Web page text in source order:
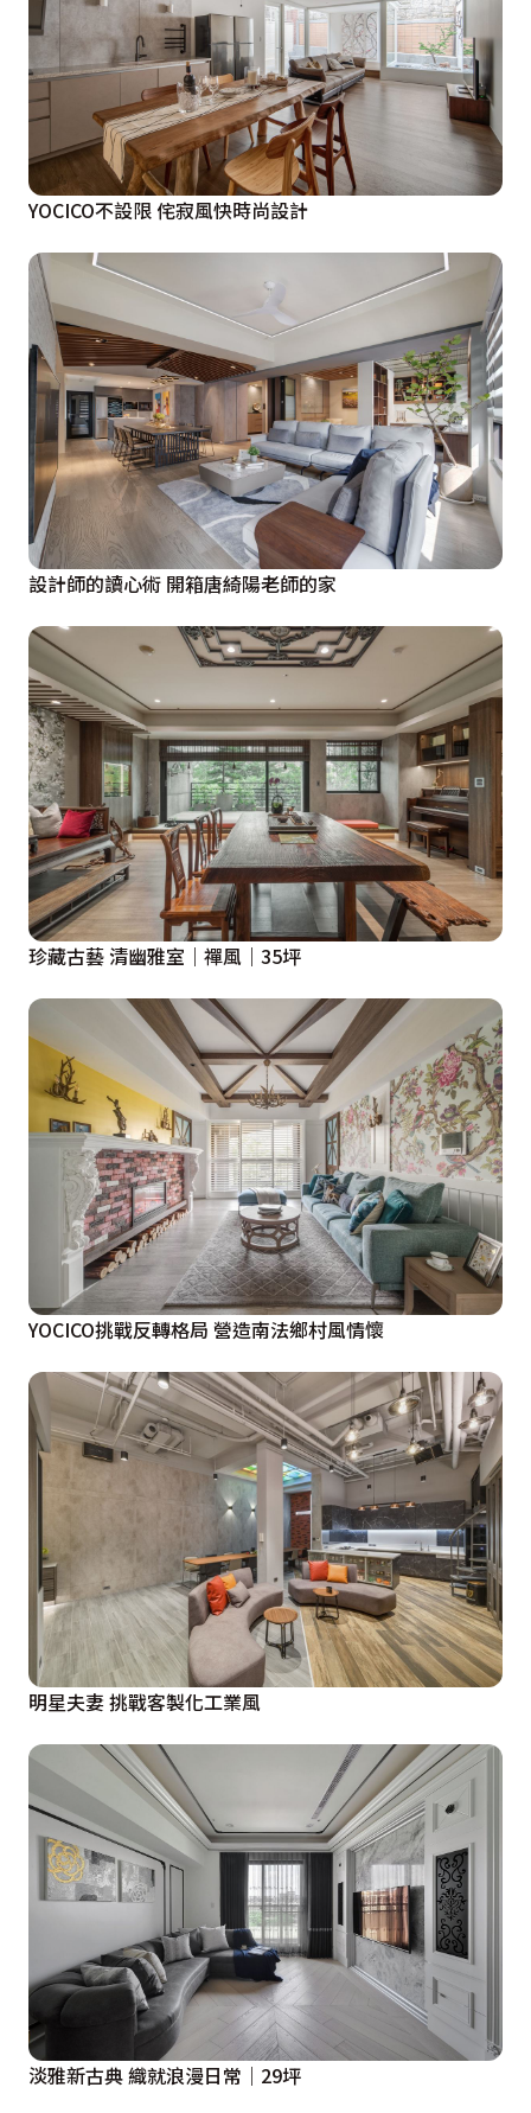
石，抽屜以烤漆玻璃為主，中間櫃體以隱藏方式設計了
All in one的事務機，左右鏤刻上個人的英文名字，搭配
一旁鏡面主牆的狂草書法的雷射切割圖騰(文句出自女主
人、書法出自名書畫家KK先生)，形塑出專屬的生活空
間。以紐約曼哈頓的作風設計小兒子房間，充滿Loft氛
圍，以孩子喜愛的顏色、形狀為主，運用在選用的材質、
突顯層次、立體感，搭配手染的仿皮製木作飾花，更具品
味與質感。
  欲前往三樓主臥的梯間則利用牆面的線板造型將結構樑
柱化解掉，同時成為壁面的裝飾，而為了化解電箱的位
置，以象徵主臥家徽的設計來化解，成為進入主臥前的第
一印象。主臥床頭背牆以桃紅搭配金色的壁紙為主，床頭
部分將Hello Kitty的蝴蝶結造型、搭配鑲金箔的邊框設
計，透過材質的搭配，將Hello Kitty的可愛、Anna Sui
的品牌精神完整的融入。與書房間的屏風介面，一樣看得
到Hello Kitty的image。
  半穿透的造型屏風以雷射切割花紋為圖騰、木作搭配鋼
烤為邊框設計，同時成為臥眠區域、書房、更衣室三者間
的介面。大面積的衣櫃部分係使用靜音上吊式軌道設計，
使門片在推拉的同時十分靜悄。女主人梳化區以大理石做
檯面設計，櫃體部分設計師貼心的以烤漆玻璃安排，為免
粉漬染黃常觸碰的地方。一旁欲進入衛浴空間的門扉以雷
射雕刻切割出花卉圖騰，維持隱約的通透感卻又保有隱匿
的效果。一旁的收納櫃多達12格格櫃的設計，方便主人
的可能而略去。
YOCICO不設限 侘寂風快時尚設計
設計師的讀心術 開箱唐綺陽老師的家
珍藏古藝 清幽雅室｜禪風｜35坪
YOCICO挑戰反轉格局 營造南法鄉村風情懷
明星夫妻 挑戰客製化工業風
淡雅新古典 織就浪漫日常｜29坪